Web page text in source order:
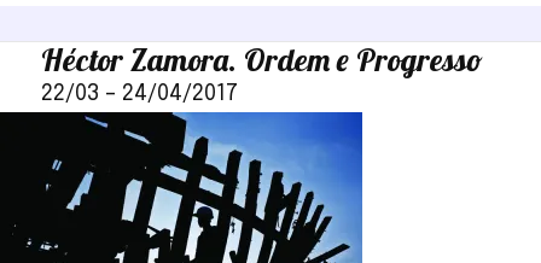
Héctor Zamora. Ordem e Progresso
22/03 – 24/04/2017